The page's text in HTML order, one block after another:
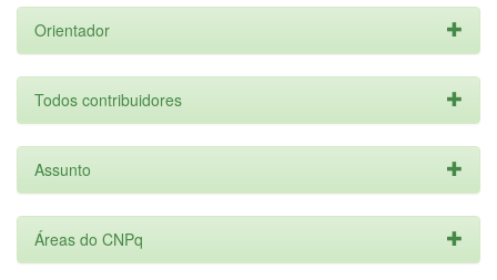
Orientador
Todos contribuidores
Assunto
Áreas do CNPq